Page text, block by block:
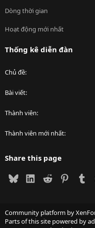
Dòng thời gian
Hoạt động mới nhất
Thống kê diễn đàn
Chủ đề
Bài viết
Thành viên
Thành viên mới nhất
Share this page
BlueskyLinkedIn
Reddit
Community platform by
Parts of this site powered by